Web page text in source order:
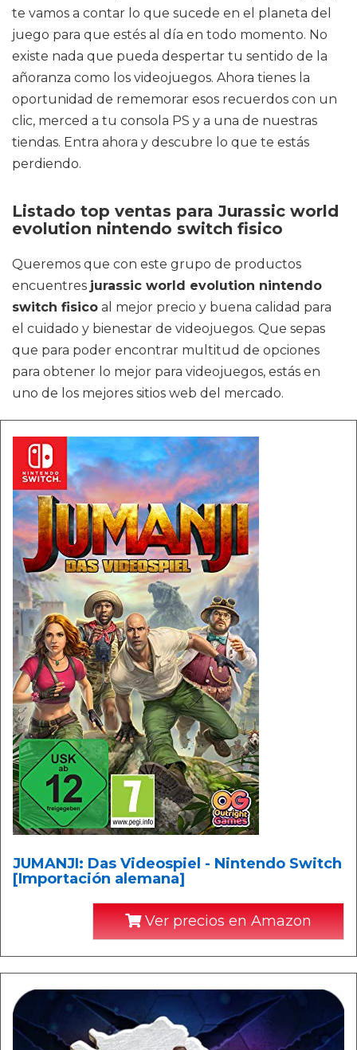
te vamos a contar lo que sucede en el planeta del
juego para que estés al día en todo momento. No
existe nada que pueda despertar tu sentido de la
añoranza como los videojuegos. Ahora tienes la
oportunidad de rememorar esos recuerdos con un
clic, merced a tu consola PS y a una de nuestras
tiendas. Entra ahora y descubre lo que te estás
perdiendo.
Listado top ventas para Jurassic world
evolution nintendo switch fisico
Queremos que con este grupo de productos
encuentres jurassic world evolution nintendo
switch fisico al mejor precio y buena calidad para
el cuidado y bienestar de videojuegos. Que sepas
que para poder encontrar multitud de opciones
para obtener lo mejor para videojuegos, estás en
uno de los mejores sitios web del mercado.
JUMANJI: Das Videospiel - Nintendo Switch
[Importación alemana]
Ver precios en Amazon